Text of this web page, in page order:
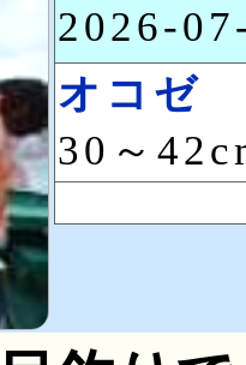
2026-
オコゼ
30～